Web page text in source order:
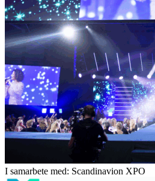
I samarbete med: Scandinavion XPO